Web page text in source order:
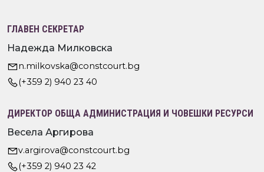
ГЛАВЕН СЕКРЕТАР
Надежда Милковска
n.milkovska@constcourt.bg
(+359 2) 940 23 40
ДИРЕКТОР ОБЩА АДМИНИСТРАЦИЯ И ЧОВЕШКИ РЕСУРСИ
Весела Аргирова
v.argirova@constcourt.bg
(+359 2) 940 23 42